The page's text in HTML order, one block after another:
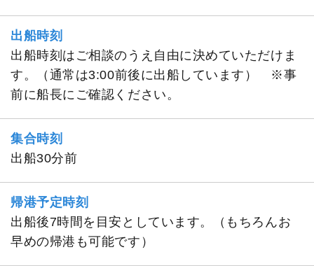
出船時刻
出船時刻はご相談のうえ自由に決めていただけま
す。（通常は3:00前後に出船しています） ※事
前に船長にご確認ください。
集合時刻
出船30分前
帰港予定時刻
出船後7時間を目安としています。（もちろんお
早めの帰港も可能です）